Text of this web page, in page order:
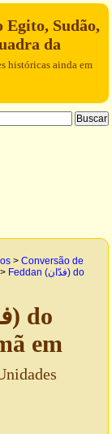
da
históricas ainda em
> Conversão de
> Feddan (فدّان‎) do
em